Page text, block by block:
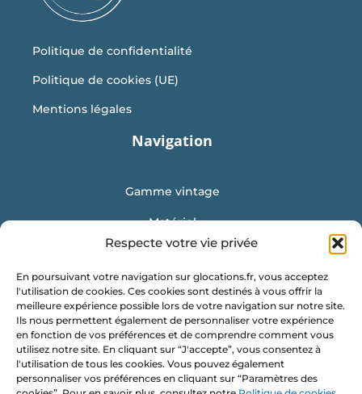
Respecte votre vie privée
En poursuivant votre navigation sur glocations.fr, vous acceptez
l'utilisation de cookies. Ces cookies sont destinés à vous offrir la
meilleure expérience possible lors de votre navigation sur notre site.
Ils nous permettent également de personnaliser votre expérience
en fonction de vos préférences et de comprendre comment vous
utilisez notre site. En cliquant sur “J'accepte”, vous consentez à
l'utilisation de tous les cookies. Vous pouvez également
personnaliser vos préférences en cliquant sur “Paramètres des
Politique de confidentialité
Politique de cookies (UE)
Mentions légales
Navigation
Gamme vintage
Matériel
Mobilier
Vaisselle
Location de conteneur
Obtenir un devis
G Locations